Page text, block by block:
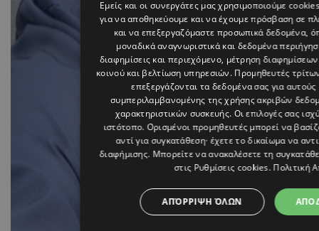
Εμείς και οι συνεργάτες μας χρησιμοποιούμε
για να αποθηκεύουμε και να έχουμε πρόσβαση σε
και να επεξεργαζόμαστε προσωπικά δεδομένα,
μοναδικά αναγνωριστικά και δεδομένα
διαφημίσεις και περιεχόμενο, μέτρηση
κοινού και βελτίωση υπηρεσιών. Προμηθευτές
επεξεργάζονται τα δεδομένα σας για
συμπεριλαμβανομένης της χρήσης ακριβών
χαρακτηριστικών συσκευής. Οι επιλογές σας
ιστότοπο. Ορισμένοι προμηθευτές μπορεί να
αντί για συγκατάθεση· έχετε το δικαίωμα να
διαφήμισης. Μπορείτε να ανακαλέσετε τη
στις Ρυθμίσεις cookies. Πολιτική
ΑΠΌΡΡΙΨΗ ΌΛΩΝ